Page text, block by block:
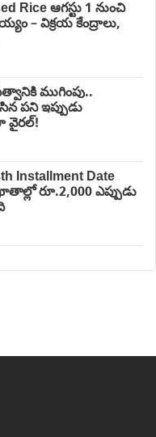
Rice ఆగస్టు 1 నుంచి
– విక్రయ కేంద్రాలు,
ముగింపు..
పని ఇప్పుడు
వైరల్!
Installment Date
రూ.2,000 ఎప్పుడు